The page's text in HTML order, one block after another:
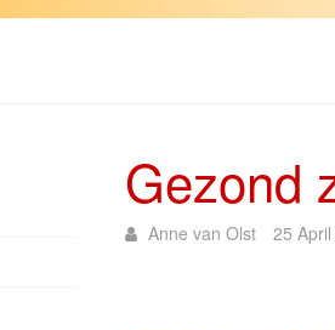
Gezond
Anne van Olst 25